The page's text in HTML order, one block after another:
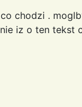
chodzi .
iz o ten tekst